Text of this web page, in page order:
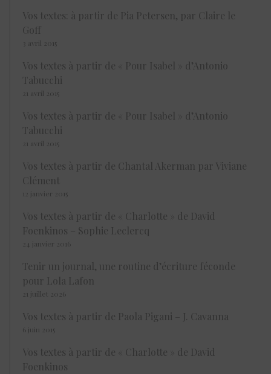
Vos textes: à partir de Pia Petersen, par Claire le
Goff
3 avril 2015
Vos textes à partir de « Pour Isabel » d’Antonio
Tabucchi
21 avril 2015
Vos textes à partir de « Pour Isabel » d’Antonio
Tabucchi
21 avril 2015
Vos textes à partir de Chantal Akerman par Viviane
Clément
12 janvier 2015
Vos textes à partir de « Charlotte » de David
Foenkinos – Sophie Leclercq
24 janvier 2016
Tenir un journal, une routine d’écriture féconde
pour Lola Lafon
21 juillet 2026
Vos textes à partir de Paola Pigani – J. Cavanna
6 juin 2015
Vos textes à partir de « Charlotte » de David
Foenkinos